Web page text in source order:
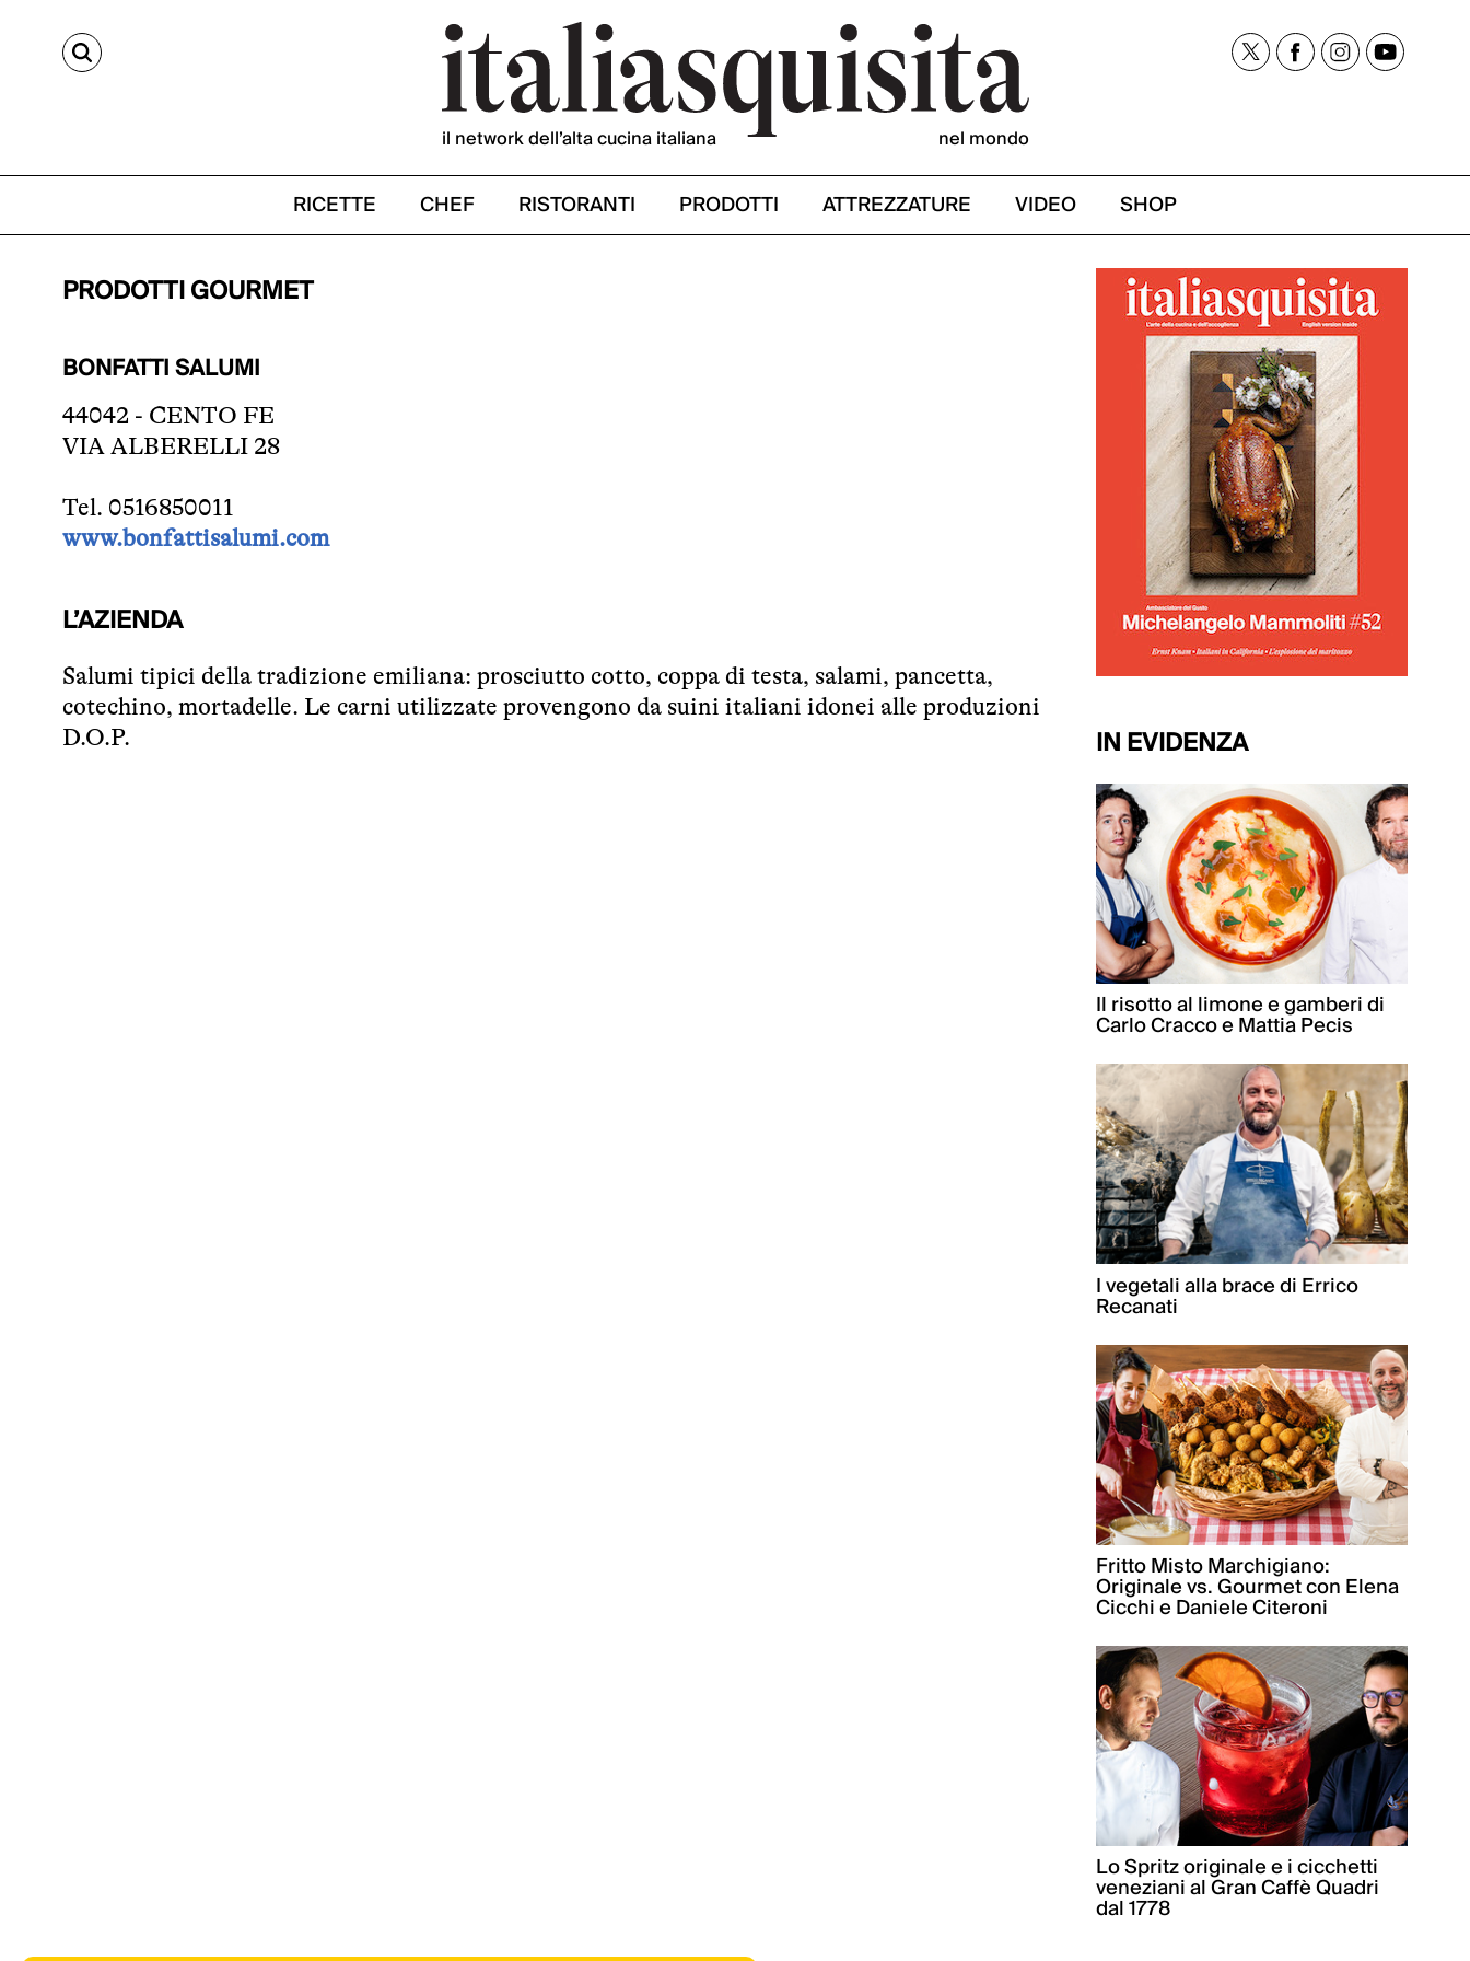
CERCA
il network dell’alta cucina italiana nel mondo
RICETTE CHEF RISTORANTI PRODOTTI ATTREZZATURE VIDEO SHOP
PRODOTTI GOURMET
BONFATTI SALUMI
44042 - CENTO FE
VIA ALBERELLI 28
Tel. 0516850011
www.bonfattisalumi.com
L’AZIENDA
Salumi tipici della tradizione emiliana: prosciutto cotto, coppa di testa, salami, pancetta,
cotechino, mortadelle. Le carni utilizzate provengono da suini italiani idonei alle produzioni
D.O.P.
IN EVIDENZA
Il risotto al limone e gamberi di
Carlo Cracco e Mattia Pecis
I vegetali alla brace di Errico
Recanati
Fritto Misto Marchigiano:
Originale vs. Gourmet con Elena
Cicchi e Daniele Citeroni
Lo Spritz originale e i cicchetti
veneziani al Gran Caffè Quadri
dal 1778